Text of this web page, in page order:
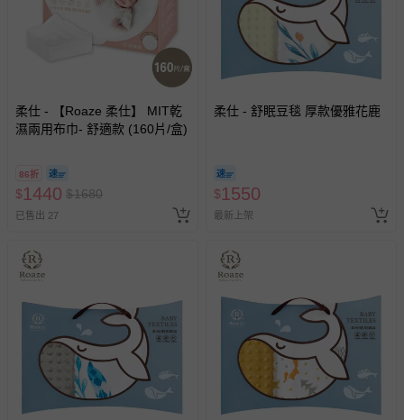
柔仕 - 【Roaze 柔仕】 MIT乾
濕兩用布巾- 舒適款 (160片/盒)
86折
$1440 $1680
已售出 27
柔仕 - 舒眠豆毯 厚款優雅花鹿
$1550
最新上架